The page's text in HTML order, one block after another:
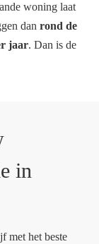
woning laat
dan rond de
jaar. Dan is de
in
met het beste